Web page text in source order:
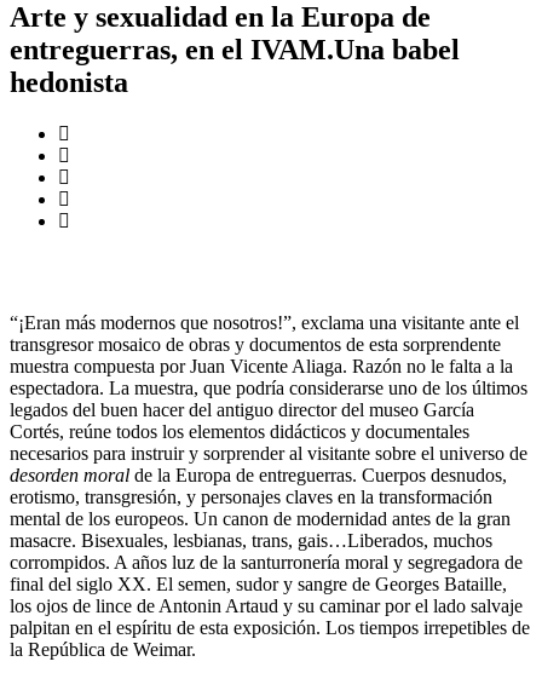
Arte y sexualidad en la Europa de
entreguerras, en el IVAM.Una babel
hedonista
“¡Eran más modernos que nosotros!”, exclama una visitante ante el
transgresor mosaico de obras y documentos de esta sorprendente
muestra compuesta por Juan Vicente Aliaga. Razón no le falta a la
espectadora. La muestra, que podría considerarse uno de los últimos
legados del buen hacer del antiguo director del museo García
Cortés, reúne todos los elementos didácticos y documentales
necesarios para instruir y sorprender al visitante sobre el universo de
desorden moral de la Europa de entreguerras. Cuerpos desnudos,
erotismo, transgresión, y personajes claves en la transformación
mental de los europeos. Un canon de modernidad antes de la gran
masacre. Bisexuales, lesbianas, trans, gais…Liberados, muchos
corrompidos. A años luz de la santurronería moral y segregadora de
final del siglo XX. El semen, sudor y sangre de Georges Bataille,
los ojos de lince de Antonin Artaud y su caminar por el lado salvaje
palpitan en el espíritu de esta exposición. Los tiempos irrepetibles de
la República de Weimar.